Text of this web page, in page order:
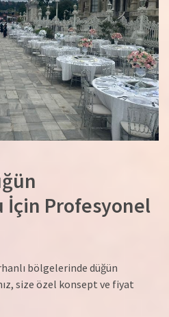
İçin Profesyonel
bölgelerinde düğün
size özel konsept ve fiyat